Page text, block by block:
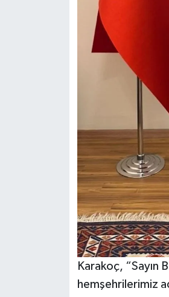
Karakoç, “Sayın
hemşehrilerimiz